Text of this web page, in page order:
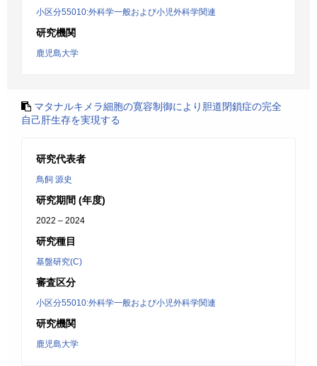
小区分55010:外科学一般および小児外科学関連
研究機関
鹿児島大学
マタナルキメラ細胞の寛容制御により胆道閉鎖症の完全
自己肝生存を実現する
研究代表者
鳥飼 源史
研究期間 (年度)
2022 – 2024
研究種目
基盤研究(C)
審査区分
小区分55010:外科学一般および小児外科学関連
研究機関
鹿児島大学